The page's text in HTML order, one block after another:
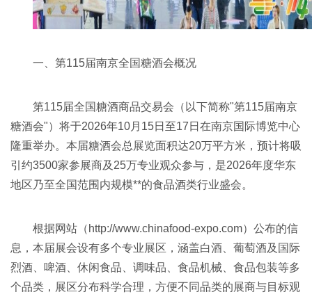
一、第115届南京全国糖酒会概况
第115届全国糖酒商品交易会 （以下简称"第115届南京
糖酒会"）将于2026年10月15日至17日在南京国际博览中心
隆重举办。本届糖酒会总展览面积达20万平方米，预计将吸
引约3500家参展商及25万专业观众参与，是2026年度华东
地区乃至全国范围内规模**的食品酒类行业盛会。
根据网站（http://www.chinafood-expo.com）公布的信
息，本届展会设有多个专业展区，涵盖白酒、葡萄酒及国际
烈酒、啤酒、休闲食品、调味品、食品机械、食品包装等多
个品类，展区分布科学合理，方便不同品类的展商与目标观